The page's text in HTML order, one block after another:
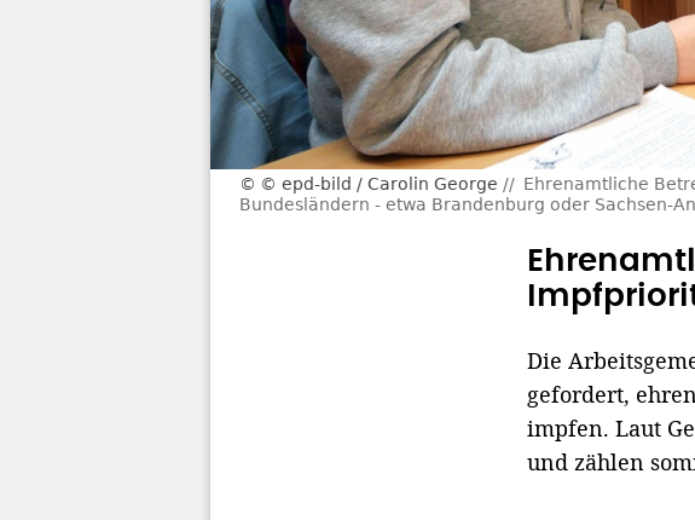
© epd-bild / Carolin George
Ehrenamtliche
Bundesländern - etwa Brandenburg oder Sachsen-
Die
gefordert,
impfen. Laut
und zählen